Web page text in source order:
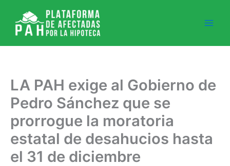
contenido
LA PAH exige al Gobierno de
Pedro Sánchez que se
prorrogue la moratoria
estatal de desahucios hasta
el 31 de diciembre